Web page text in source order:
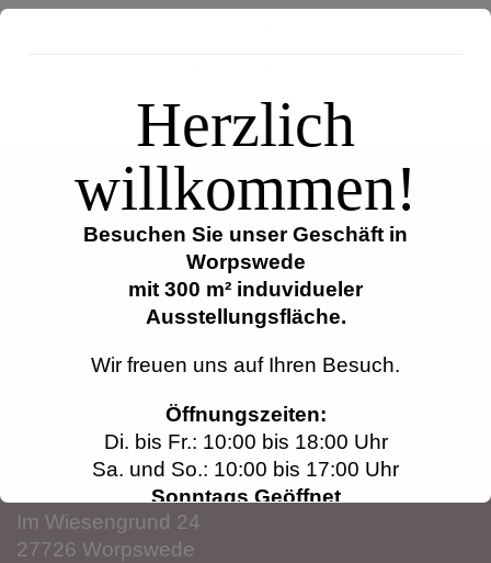
Seidenblumenstube
Wohnaccessoires & Seidenblumen
Claudia Brookmann
Öffnungszeiten und Kontakt
Di. – So. 10:00 – 18:00 Uhr
Sonntag Geöffnet
Montag Geschlossen
Adresse:
Im Wiesengrund 24
27726 Worpswede
Herzlich
willkommen!
Besuchen Sie unser Geschäft in
Worpswede
mit 300 m² induvidueler
Ausstellungsfläche.
Wir freuen uns auf Ihren Besuch.
Öffnungszeiten:
Di. bis Fr.: 10:00 bis 18:00 Uhr
Sa. und So.: 10:00 bis 17:00 Uhr
Sonntags Geöffnet
Montags Geschlossen